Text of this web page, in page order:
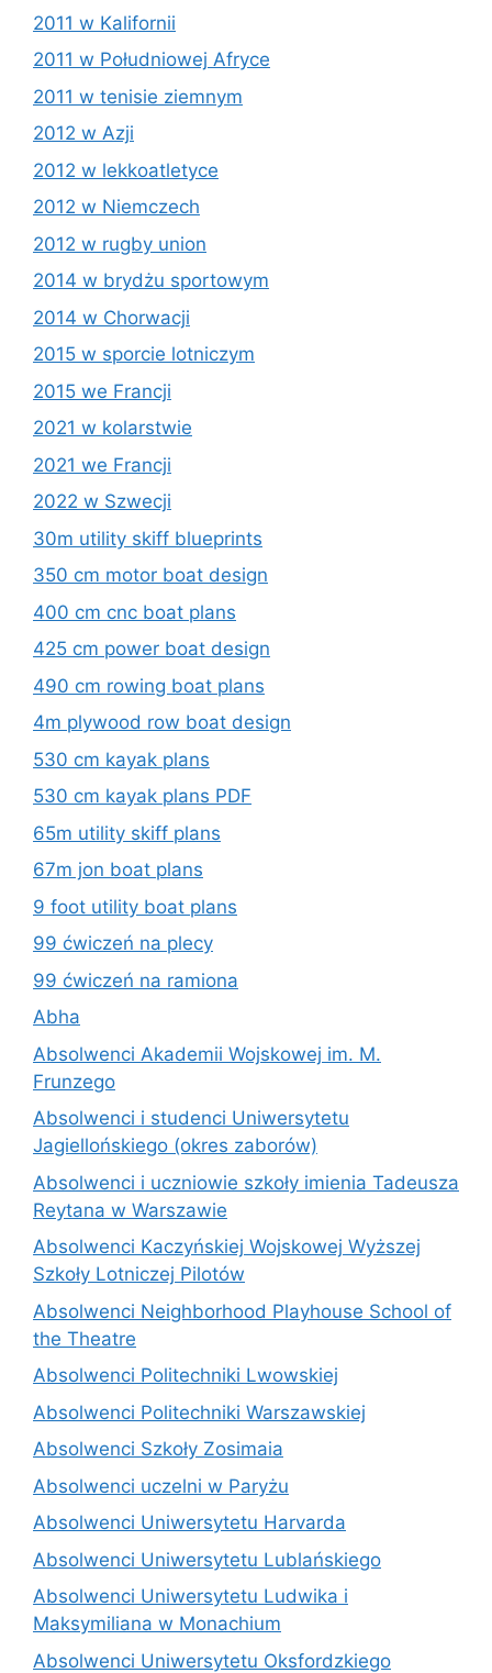
2011 w Kalifornii
2011 w Południowej Afryce
2011 w tenisie ziemnym
2012 w Azji
2012 w lekkoatletyce
2012 w Niemczech
2012 w rugby union
2014 w brydżu sportowym
2014 w Chorwacji
2015 w sporcie lotniczym
2015 we Francji
2021 w kolarstwie
2021 we Francji
2022 w Szwecji
30m utility skiff blueprints
350 cm motor boat design
400 cm cnc boat plans
425 cm power boat design
490 cm rowing boat plans
4m plywood row boat design
530 cm kayak plans
530 cm kayak plans PDF
65m utility skiff plans
67m jon boat plans
9 foot utility boat plans
99 ćwiczeń na plecy
99 ćwiczeń na ramiona
Abha
Absolwenci Akademii Wojskowej im. M.
Frunzego
Absolwenci i studenci Uniwersytetu
Jagiellońskiego (okres zaborów)
Absolwenci i uczniowie szkoły imienia Tadeusza
Reytana w Warszawie
Absolwenci Kaczyńskiej Wojskowej Wyższej
Szkoły Lotniczej Pilotów
Absolwenci Neighborhood Playhouse School of
the Theatre
Absolwenci Politechniki Lwowskiej
Absolwenci Politechniki Warszawskiej
Absolwenci Szkoły Zosimaia
Absolwenci uczelni w Paryżu
Absolwenci Uniwersytetu Harvarda
Absolwenci Uniwersytetu Lublańskiego
Absolwenci Uniwersytetu Ludwika i
Maksymiliana w Monachium
Absolwenci Uniwersytetu Oksfordzkiego